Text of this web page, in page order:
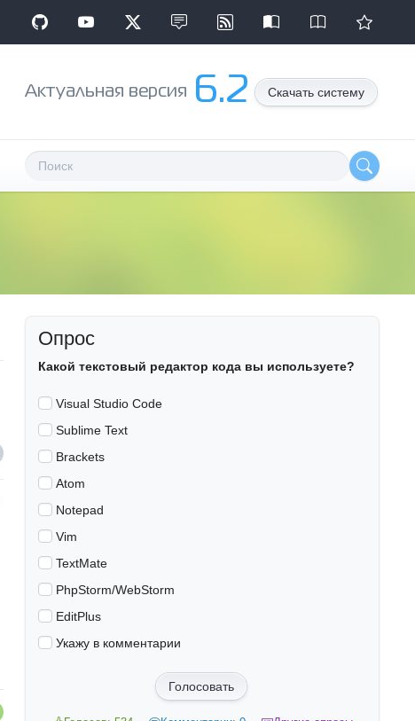
Aктуальная версия 6.2 Скачать систему
Опрос
Какой текстовый редактор кода вы используете?
Visual Studio Code
Sublime Text
Brackets
Atom
Notepad
Vim
TextMate
PhpStorm/WebStorm
EditPlus
Укажу в комментарии
Голосовать